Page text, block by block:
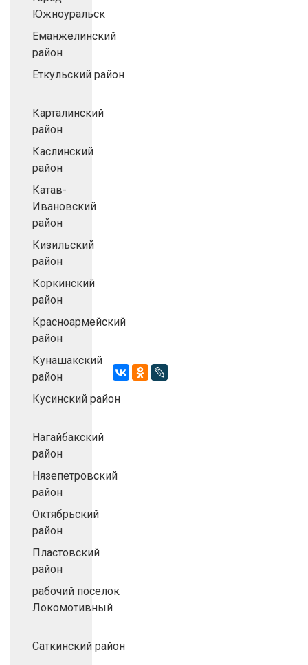
Южноуральск
Еманжелинский
район
Еткульский район
Карталинский
район
Каслинский
район
Катав-
Ивановский
район
Кизильский
район
Коркинский
район
Красноармейский
район
Кунашакский
район
Кусинский район
Нагайбакский
район
Нязепетровский
район
Октябрьский
район
Пластовский
район
рабочий поселок
Локомотивный
Саткинский район